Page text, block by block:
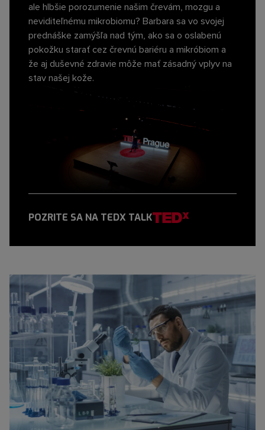
ale hlbšie porozumenie našim črevám, mozgu a
neviditeľnému mikrobiomu? Barbara sa vo svojej
prednáške zamýšľa nad tým, ako sa o oslabenú
pokožku starať cez črevnú bariéru a mikróbiom a
že aj duševné zdravie môže mať zásadný vplyv na
stav našej kože.
POZRITE SA NA TEDX TALK